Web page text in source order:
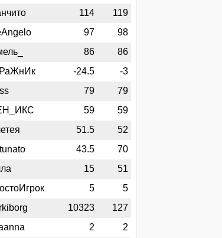
114 119
97 98
86 86
-24.5 -3
79 79
59 59
51.5 52
43.5 70
15 51
5 5
10323 127
2 2